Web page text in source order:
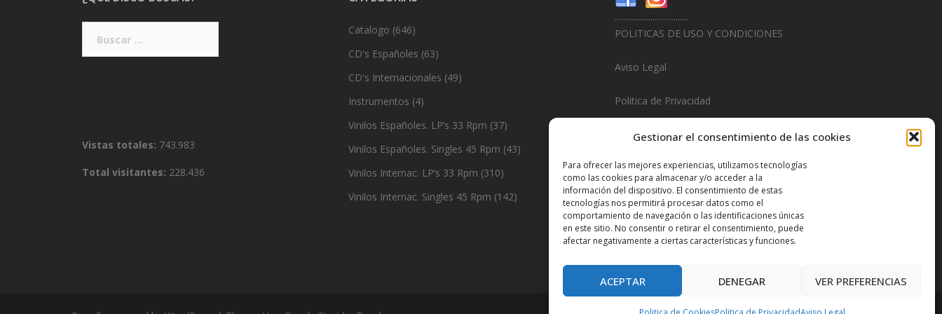
Gestionar el consentimiento de las cookies
Para ofrecer las mejores experiencias, utilizamos tecnologías
como las cookies para almacenar y/o acceder a la
información del dispositivo. El consentimiento de estas
tecnologías nos permitirá procesar datos como el
comportamiento de navegación o las identificaciones únicas
en este sitio. No consentir o retirar el consentimiento, puede
afectar negativamente a ciertas características y funciones.
ACEPTAR DENEGAR VER PREFERENCIAS
Vistas totales: 743.983
Total visitantes: 228.436
Catalogo (646)
CD's Españoles (63)
CD's Internacionales (49)
Instrumentos (4)
Vinilos Españoles. LP’s 33 Rpm (37)
Vinilos Españoles. Singles 45 Rpm (43)
Vinilos Internac. LP’s 33 Rpm (310)
Vinilos Internac. Singles 45 Rpm (142)
...................................
POLITICAS DE USO Y CONDICIONES
Aviso Legal
Politica de Privacidad
Politica de Cookies
Design & Promotions ByHitred.com